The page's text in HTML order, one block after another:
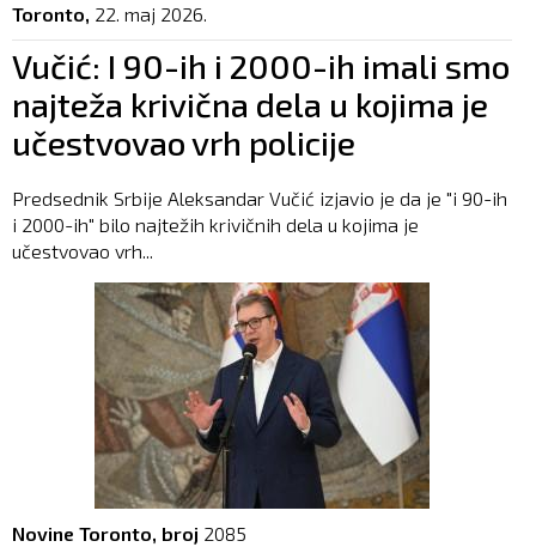
Toronto, 22. maj 2026.
Vučić: I 90-ih i 2000-ih imali smo
najteža krivična dela u kojima je
učestvovao vrh policije
Predsednik Srbije Aleksandar Vučić izjavio je da je "i 90-ih
i 2000-ih" bilo najtežih krivičnih dela u kojima je
učestvovao vrh...
Novine Toronto, broj 2085